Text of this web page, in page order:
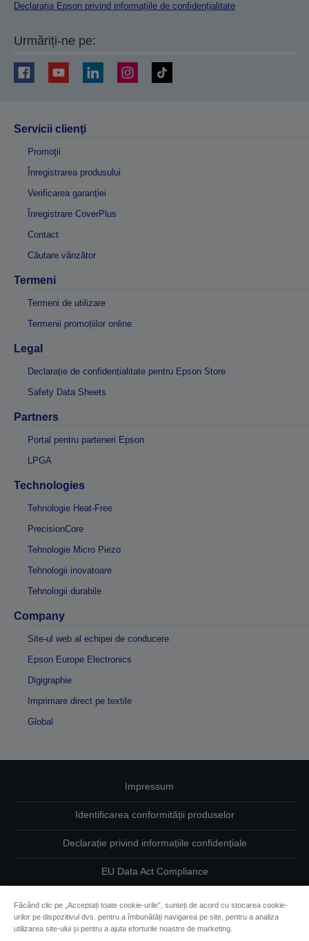
Declarația Epson privind informațiile de confidențialitate
Urmăriți-ne pe:
Servicii clienţi
Promoţii
Înregistrarea produsului
Verificarea garanției
Înregistrare CoverPlus
Contact
Căutare vânzător
Termeni
Termeni de utilizare
Termenii promoțiilor online
Legal
Declarație de confidențialitate pentru Epson Store
Safety Data Sheets
Partners
Portal pentru parteneri Epson
LPGA
Technologies
Tehnologie Heat-Free
PrecisionCore
Tehnologie Micro Piezo
Tehnologii inovatoare
Tehnologii durabile
Company
Site-ul web al echipei de conducere
Epson Europe Electronics
Digigraphie
Imprimare direct pe textile
Global
Impressum
Identificarea conformității produselor
Declarație privind informațiile confidențiale
EU Data Act Compliance
Informaţii despre modulele cookie
Făcând clic pe „Acceptați toate cookie-urile”, sunteți de acord cu stocarea cookie-
urilor pe dispozitivul dvs. pentru a îmbunătăți navigarea pe site, pentru a analiza
utilizarea site-ului și pentru a ajuta eforturile noastre de marketing.